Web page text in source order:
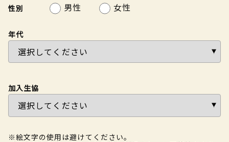
性別 男性 女性
年代
加入生協
※絵文字の使用は避けてください。